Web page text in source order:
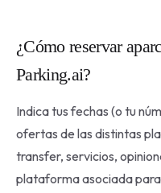
¿Cómo reservar
Parking.ai?
Indica tus fechas (o tu
ofertas de las distintas
transfer, servicios,
plataforma asociada